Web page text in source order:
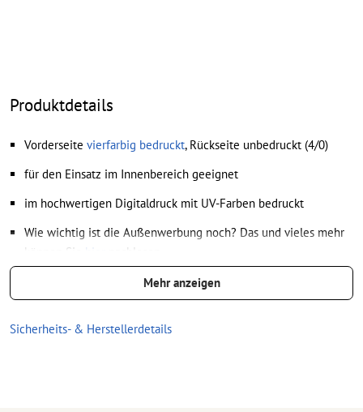
Produktdetails
Vorderseite vierfarbig bedruckt, Rückseite unbedruckt (4/0)
für den Einsatz im Innenbereich geeignet
im hochwertigen Digitaldruck mit UV-Farben bedruckt
Wie wichtig ist die Außenwerbung noch? Das und vieles mehr
können Sie hier
nachlesen
Für jeden Druckauftrag kann nur ein Motiv hochgeladen
werden.
Mehr anzeigen
Sicherheits- & Herstellerdetails